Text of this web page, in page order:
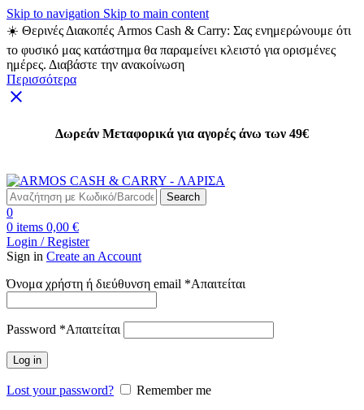
Skip to navigation Skip to main content
☀️ Θερινές Διακοπές Armos Cash & Carry: Σας ενημερώνουμε ότι
το φυσικό μας κατάστημα θα παραμείνει κλειστό για ορισμένες
ημέρες. Διαβάστε την ανακοίνωση
Περισσότερα
Δωρεάν Μεταφορικά για αγορές άνω των 49€
Search
0
0 items 0,00 €
Login / Register
Sign in Create an Account
Όνομα χρήστη ή διεύθυνση email *Απαιτείται
Password *Απαιτείται
Log in
Lost your password?
Remember me